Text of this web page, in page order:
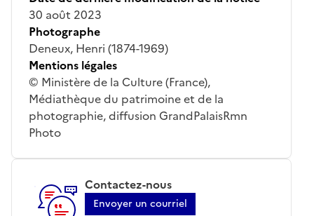
30 août 2023
Photographe
Deneux, Henri (1874-1969)
Mentions légales
© Ministère de la Culture (France),
Médiathèque du patrimoine et de la
photographie, diffusion GrandPalaisRmn
Photo
Contactez-nous
Envoyer un courriel